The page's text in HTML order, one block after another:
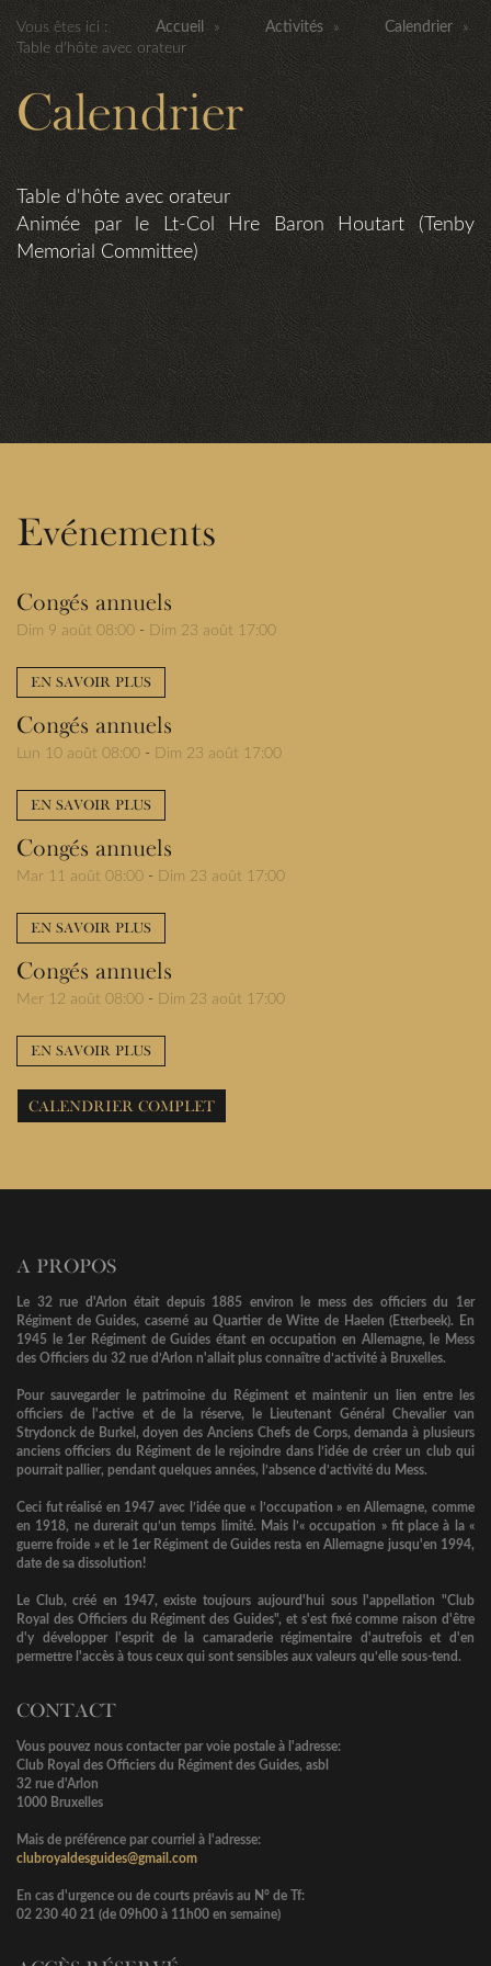
Vous êtes ici : Accueil » Activités » Calendrier
»
Table d'hôte avec orateur
Calendrier
Table d'hôte avec orateur
Animée par le Lt-Col Hre Baron Houtart (Tenby
Memorial Committee)
Evénements
Congés annuels
Dim 9 août 08:00 - Dim 23 août 17:00
EN SAVOIR PLUS
Congés annuels
Lun 10 août 08:00 - Dim 23 août 17:00
EN SAVOIR PLUS
Congés annuels
Mar 11 août 08:00 - Dim 23 août 17:00
EN SAVOIR PLUS
Congés annuels
Mer 12 août 08:00 - Dim 23 août 17:00
EN SAVOIR PLUS
CALENDRIER COMPLET
A PROPOS
Le 32 rue d'Arlon était depuis 1885 environ le mess des officiers du 1er
Régiment de Guides, caserné au Quartier de Witte de Haelen (Etterbeek). En
1945 le 1er Régiment de Guides étant en occupation en Allemagne, le Mess
des Officiers du 32 rue d’Arlon n'allait plus connaître d’activité à Bruxelles.
Pour sauvegarder le patrimoine du Régiment et maintenir un lien entre les
officiers de l'active et de la réserve, le Lieutenant Général Chevalier van
Strydonck de Burkel, doyen des Anciens Chefs de Corps, demanda à plusieurs
anciens officiers du Régiment de le rejoindre dans l’idée de créer un club qui
pourrait pallier, pendant quelques années, l’absence d’activité du Mess.
Ceci fut réalisé en 1947 avec l’idée que « l’occupation » en Allemagne, comme
en 1918, ne durerait qu’un temps limité. Mais l’« occupation » fit place à la «
guerre froide » et le 1er Régiment de Guides resta en Allemagne jusqu'en 1994,
date de sa dissolution!
Le Club, créé en 1947, existe toujours aujourd'hui sous l'appellation "Club
Royal des Officiers du Régiment des Guides", et s'est fixé comme raison d'être
d'y développer l'esprit de la camaraderie régimentaire d'autrefois et d'en
permettre l'accès à tous ceux qui sont sensibles aux valeurs qu’elle sous-tend.
CONTACT
Vous pouvez nous contacter par voie postale à l'adresse:
Club Royal des Officiers du Régiment des Guides, asbl
32 rue d'Arlon
1000 Bruxelles
Mais de préférence par courriel à l'adresse:
clubroyaldesguides@gmail.com
En cas d'urgence ou de courts préavis au N° de Tf:
02 230 40 21 (de 09h00 à 11h00 en semaine)